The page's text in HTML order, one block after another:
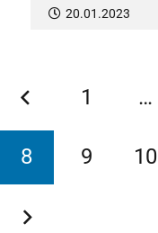
20.01.2023
1 …
8 9 10